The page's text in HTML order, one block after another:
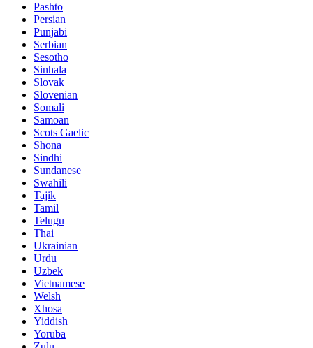
Pashto
Persian
Punjabi
Serbian
Sesotho
Sinhala
Slovak
Slovenian
Somali
Samoan
Scots Gaelic
Shona
Sindhi
Sundanese
Swahili
Tajik
Tamil
Telugu
Thai
Ukrainian
Urdu
Uzbek
Vietnamese
Welsh
Xhosa
Yiddish
Yoruba